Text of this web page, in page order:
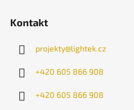
Kontakt
projekty@lightek.cz
+420 605 866 908
+420 605 866 908